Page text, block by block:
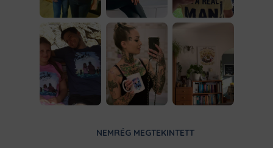
NEMRÉG MEGTEKINTETT